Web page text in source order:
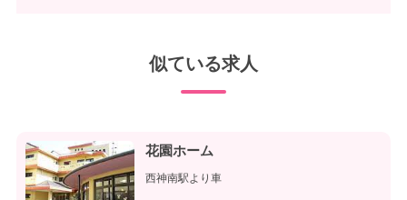
似ている求人
花園ホーム
西神南駅より車